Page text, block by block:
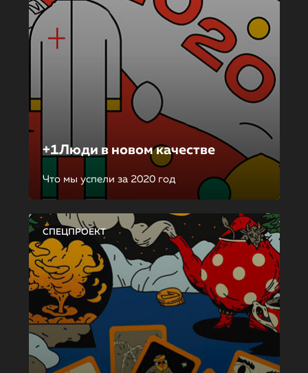
+1Люди в новом качестве
Что мы успели за 2020 год
СПЕЦПРОЕКТ